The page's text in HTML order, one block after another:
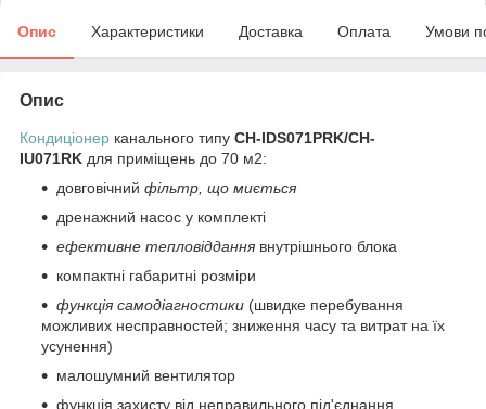
Опис Характеристики Доставка Оплата Умови
Опис
Кондиціонер канального типу CH-IDS071PRK/CH-
IU071RK для приміщень до 70 м2:
довговічний фільтр, що миється
дренажний насос у комплекті
ефективне тепловіддання внутрішнього блока
компактні габаритні розміри
функція самодіагностики (швидке перебування
можливих несправностей; зниження часу та витрат на їх
усунення)
малошумний вентилятор
функція захисту від неправильного під'єднання